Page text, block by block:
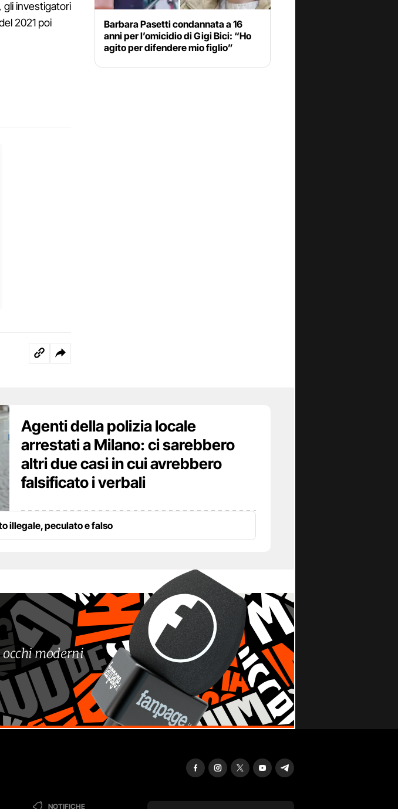
gli investigatori
2021 poi
Barbara Pasetti condannata a 16
anni per l’omicidio di Gigi Bici: “Ho
agito per difendere mio figlio”
Agenti della polizia locale
arrestati a Milano: ci sarebbero
altri due casi in cui avrebbero
falsificato i verbali
illegale, peculato e falso
moderni
NOTIFICHE